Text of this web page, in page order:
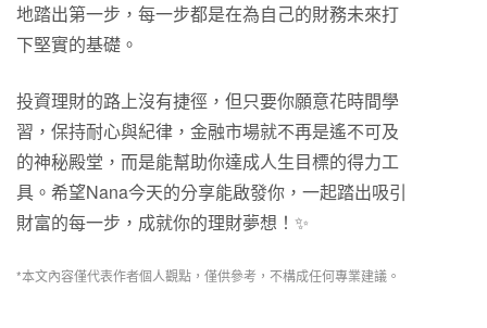
地踏出第一步，每一步都是在為自己的財務未來打
下堅實的基礎。
投資理財的路上沒有捷徑，但只要你願意花時間學
習，保持耐心與紀律，金融市場就不再是遙不可及
的神秘殿堂，而是能幫助你達成人生目標的得力工
具。希望Nana今天的分享能啟發你，一起踏出吸引
財富的每一步，成就你的理財夢想！✨
*本文內容僅代表作者個人觀點，僅供參考，不構成任何專業建議。